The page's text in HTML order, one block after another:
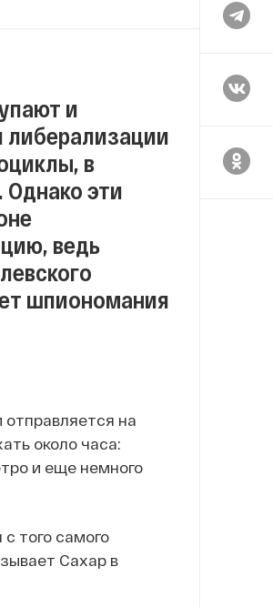
и
в
Однако эти
ведь
шпиономания
отправляется на
около часа:
и еще немного
того самого
Сахар в